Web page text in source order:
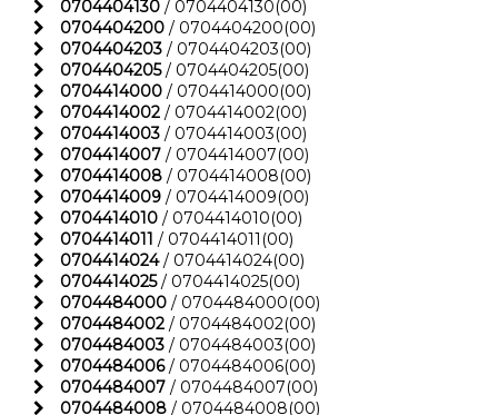
0704404130 / 0704404130(00)
0704404200 / 0704404200(00)
0704404203 / 0704404203(00)
0704404205/ 0704404205(00)
0704414000 / 0704414000(00)
0704414002 / 0704414002(00)
0704414003 / 0704414003(00)
0704414007 / 0704414007(00)
0704414008 / 0704414008(00)
0704414009 / 0704414009(00)
0704414010 / 0704414010(00)
0704414011 / 0704414011(00)
0704414024/ 0704414024(00)
0704414025/ 0704414025(00)
0704484000 / 0704484000(00)
0704484002 / 0704484002(00)
0704484003 / 0704484003(00)
0704484006/ 0704484006(00)
0704484007 / 0704484007(00)
0704484008 / 0704484008(00)